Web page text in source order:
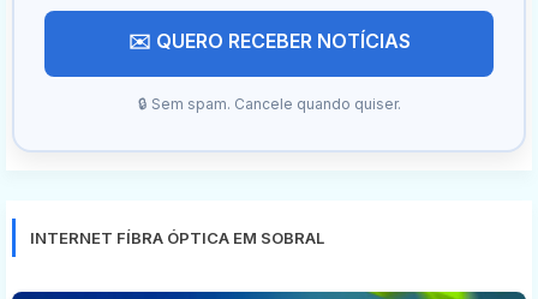
✉️ QUERO RECEBER NOTÍCIAS
🔒 Sem spam. Cancele quando quiser.
INTERNET FÍBRA ÓPTICA EM SOBRAL